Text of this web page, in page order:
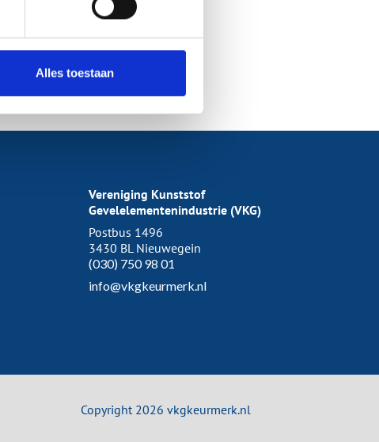
Alles toestaan
Vereniging Kunststof
Gevelelementenindustrie (VKG)
Postbus 1496
3430 BL Nieuwegein
(030) 750 98 01
info@vkgkeurmerk.nl
Copyright 2026 vkgkeurmerk.nl